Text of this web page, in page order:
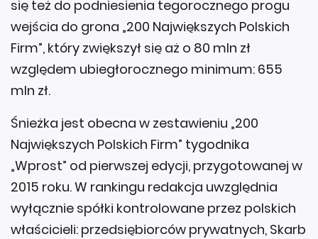
się też do podniesienia tegorocznego progu
wejścia do grona „200 Największych Polskich
Firm”, który zwiększył się aż o 80 mln zł
względem ubiegłorocznego minimum: 655
mln zł.
Śnieżka jest obecna w zestawieniu „200
Największych Polskich Firm” tygodnika
„Wprost” od pierwszej edycji, przygotowanej w
2015 roku. W rankingu redakcja uwzględnia
wyłącznie spółki kontrolowane przez polskich
właścicieli: przedsiębiorców prywatnych, Skarb